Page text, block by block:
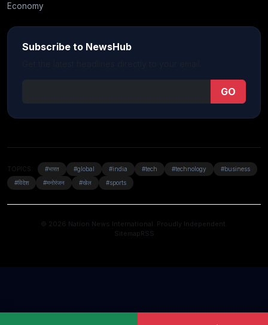
Economy
Subscribe to NewsHub
GO
TOPICS: #भारत #global #india #tech #technology
#business
#विदेश
#मनोरंजन #खेल #sports
© 2026 Nation News International. Proudly Independent.
SitemapRSS